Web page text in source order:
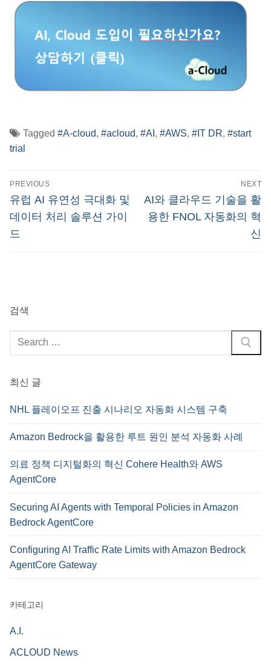
Tagged #A-cloud, #acloud, #AI , #AWS, #IT DR, #start
trial
글
탐
색
PREVIOUS
Previous
post:
유럽 AI 유연성 극대화 및
데이터 처리 솔루션 가이
드
NEXT
Next
post:
AI와 클라우드 기술을 활
용한 FNOL 자동화의 혁
신
검색
검
색
최신 글
NHL 플레이오프 진출 시나리오 자동화 시스템 구축
Amazon Bedrock을 활용한 루트 원인 분석 자동화 사례
의료 정책 디지털화의 혁신 Cohere Health와 AWS
AgentCore
Securing AI Agents with Temporal Policies in Amazon
Bedrock AgentCore
Configuring AI Traffic Rate Limits with Amazon Bedrock
AgentCore Gateway
카테고리
A.I.
ACLOUD News